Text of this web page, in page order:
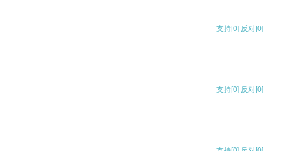
支持[0] 反对[0]
支持[0] 反对[0]